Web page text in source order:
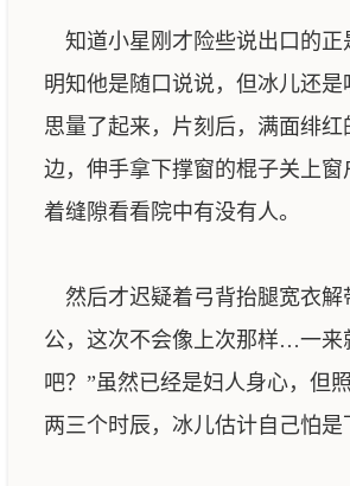
知道小星刚才险些说出口的正
明知他是随口说说，但冰儿还是
思量了起来，片刻后，满面绯红
边，伸手拿下撑窗的棍子关上窗
着缝隙看看院中有没有人。
然后才迟疑着弓背抬腿宽衣解
公，这次不会像上次那样…一来
吧？”虽然已经是妇人身心，但
两三个时辰，冰儿估计自己怕是